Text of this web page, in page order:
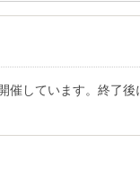
催しています。終了後